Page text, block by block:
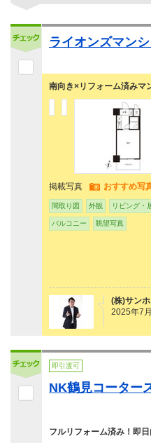
ライオンズマン
南向き×リフォーム済みマ
掲載写真 おすすめ写
間取り図 外観 リビング・
バルコニー 眺望写真
(株)サン
2025年7
即引渡可
NK鶴見コーター
フルリフォーム済み！即